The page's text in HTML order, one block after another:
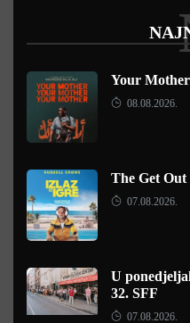
Your
08.08.2026.
The Get Out
07.08.2026.
U
32. SFF
07.08.2026.